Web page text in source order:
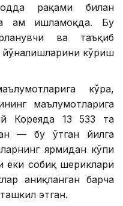
рақами билан
ҳам ишламоқда. Бу
ва таъқиб
кўриш
кўра,
маълумотларига
Кореяда 13 533 та
— бу ўтган йилга
ярмидан кўпи
ёки собиқ шериклари
аниқланган барча
этган.